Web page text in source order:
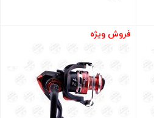
بستن
فروش ویژه